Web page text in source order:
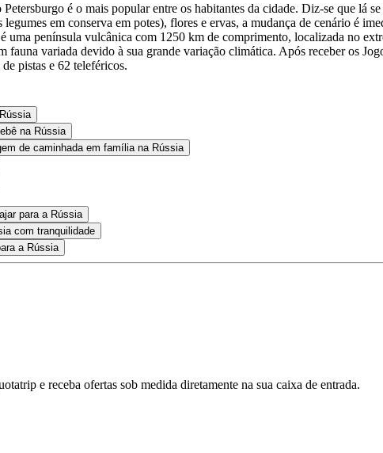
é o mais popular entre os habitantes da cidade. Diz-se que lá
em conserva em potes), flores e ervas, a mudança de cenário é
uma península vulcânica com 1250 km de comprimento, localizada no
fauna variada devido à sua grande variação climática. Após receber os
pistas e 62 teleféricos.
na Rússia
de caminhada em família na Rússia
para a Rússia
com tranquilidade
a Rússia
e receba ofertas sob medida diretamente na sua caixa de entrada.